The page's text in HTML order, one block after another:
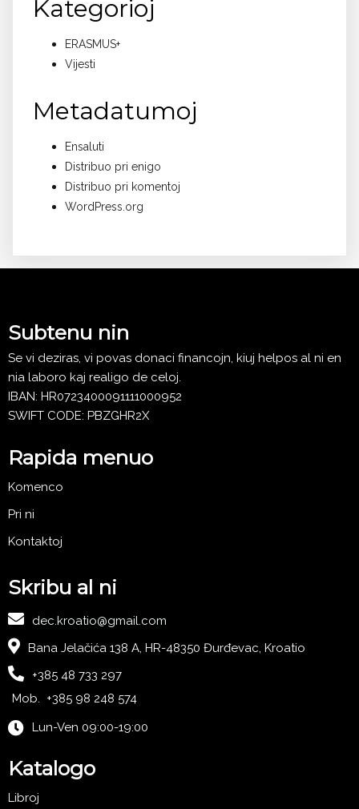
Kategorioj
ERASMUS+
Vijesti
Metadatumoj
Ensaluti
Distribuo pri enigo
Distribuo pri komentoj
WordPress.org
Subtenu nin
Se vi deziras, vi povas donaci financojn, kiuj helpos al ni en
nia laboro kaj realigo de celoj.
IBAN: HR0723400091111000952
SWIFT CODE: PBZGHR2X
Rapida menuo
Komenco
Pri ni
Kontaktoj
Skribu al ni
dec.kroatio@gmail.com
Bana Jelačića 138 A, HR-48350 Đurđevac, Kroatio
+385 48 733 297
Mob. +385 98 248 574
Lun-Ven 09:00-19:00
Katalogo
Libroj